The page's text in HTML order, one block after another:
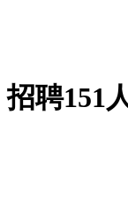
聘151